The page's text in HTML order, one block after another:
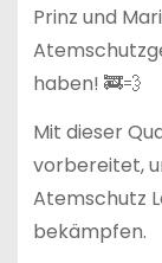
Prinz und
haben! 🚒💨
Mit dieser
vorbereitet,
Atemschutz
bekämpfen.